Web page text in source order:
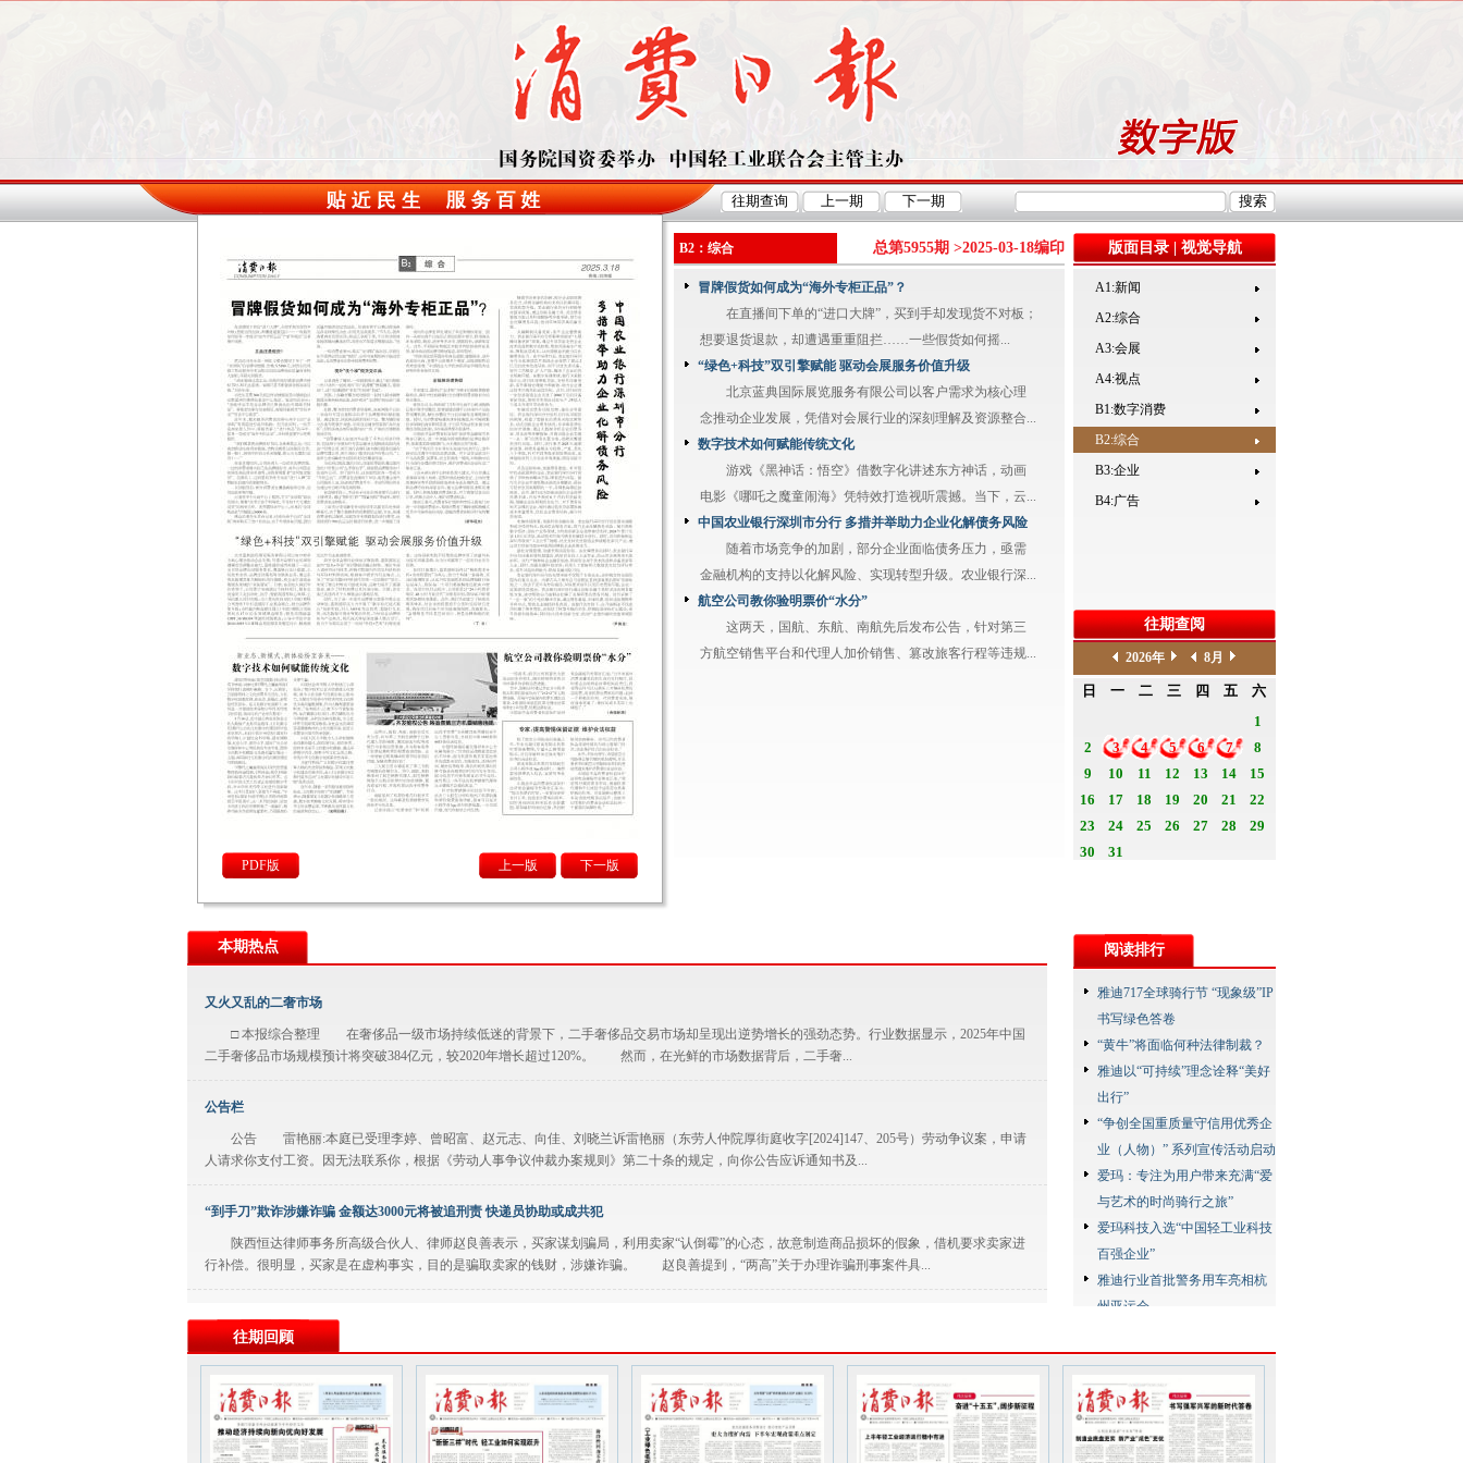
PDF版 下一版
上一版
B2：综合 总第5955期 >2025-03-18编印
冒牌假货如何成为“海外专柜正品”？
在直播间下单的“进口大牌”，买到手却发现货不对板；
想要退货退款，却遭遇重重阻拦……一些假货如何摇...
“绿色+科技”双引擎赋能 驱动会展服务价值升级
北京蓝典国际展览服务有限公司以客户需求为核心理
念推动企业发展，凭借对会展行业的深刻理解及资源整合...
数字技术如何赋能传统文化
游戏《黑神话：悟空》借数字化讲述东方神话，动画
电影《哪吒之魔童闹海》凭特效打造视听震撼。当下，云...
中国农业银行深圳市分行 多措并举助力企业化解债务风险
随着市场竞争的加剧，部分企业面临债务压力，亟需
金融机构的支持以化解风险、实现转型升级。农业银行深...
航空公司教你验明票价“水分”
这两天，国航、东航、南航先后发布公告，针对第三
方航空销售平台和代理人加价销售、篡改旅客行程等违规...
版面目录|视觉导航
A1:新闻
A2:综合
A3:会展
A4:视点
B1:数字消费
B2:综合
B3:企业
B4:广告
往期查阅
阅读排行
雅迪717全球骑行节 “现象级”IP
书写绿色答卷
“黄牛”将面临何种法律制裁？
雅迪以“可持续”理念诠释“美好
出行”
“争创全国重质量守信用优秀企
业（人物）” 系列宣传活动启动
爱玛：专注为用户带来充满“爱
与艺术的时尚骑行之旅”
爱玛科技入选“中国轻工业科技
百强企业”
雅迪行业首批警务用车亮相杭
州亚运会
7000万用户
爱玛“翻阅中国，探索极境”极
限挑战赛启动
台铃在长城上发布超能长续航
本期热点
又火又乱的二奢市场
□ 本报综合整理 在奢侈品一级市场持续低迷的背景下，二手奢侈品交易市场却呈现出逆势增长的强劲态势。行业数据显示，2025年中国
二手奢侈品市场规模预计将突破384亿元，较2020年增长超过120%。 然而，在光鲜的市场数据背后，二手奢...
公告栏
公告 雷艳丽:本庭已受理李婷、曾昭富、赵元志、向佳、刘晓兰诉雷艳丽（东劳人仲院厚街庭收字[2024]147、205号）劳动争议案，申请
人请求你支付工资。因无法联系你，根据《劳动人事争议仲裁办案规则》第二十条的规定，向你公告应诉通知书及...
“到手刀”欺诈涉嫌诈骗 金额达3000元将被追刑责 快递员协助或成共犯
陕西恒达律师事务所高级合伙人、律师赵良善表示，买家谋划骗局，利用卖家“认倒霉”的心态，故意制造商品损坏的假象，借机要求卖家进
行补偿。很明显，买家是在虚构事实，目的是骗取卖家的钱财，涉嫌诈骗。 赵良善提到，“两高”关于办理诈骗刑事案件具...
公告栏
拍卖公告 受委托，我公司定于2025年3月27日上午10:00时，在中国拍卖行业协会网络平台公开拍卖车辆：标的一：蒙KA5551路虎揽胜
小型越野客车，参考价203600元。标的二：蒙KG9669奥迪A6L小型轿车，参考价22260元。...
陕煤运销集团黄陵分公司煤炭铁路集装箱发运量破百万吨
本报讯 （记者 樊春勤 □ 张 旭）截至3月5日，陕煤运销集团黄陵分公司煤炭铁路集装箱发运量突破100万吨，同比增长25%。 年初以来，
往期回顾